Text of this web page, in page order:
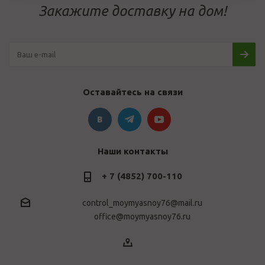
Закажите доставку на дом!
Оставайтесь на связи
Наши контакты
+ 7 (4852) 700-110
control_moymyasnoy76@mail.ru
office@moymyasnoy76.ru